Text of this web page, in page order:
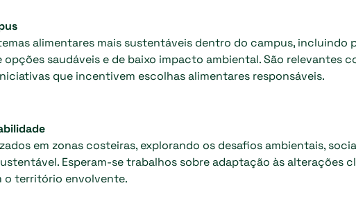
alimentares mais sustentáveis dentro do campus, incluindo
saudáveis e de baixo impacto ambiental. São relevantes
que incentivem escolhas alimentares responsáveis.
em zonas costeiras, explorando os desafios ambientais,
Esperam-se trabalhos sobre adaptação às alterações
o território envolvente.